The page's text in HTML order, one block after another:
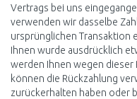
Vertrags bei uns
verwenden wir dasselbe
ursprünglichen Transaktion
Ihnen wurde ausdrücklich
werden Ihnen wegen dieser
können die Rückzahlung
zurückerhalten haben oder